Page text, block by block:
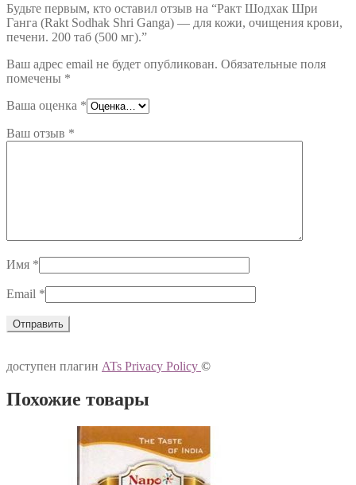
Будьте первым, кто оставил отзыв на “Ракт Шодхак Шри
Ганга (Rakt Sodhak Shri Ganga) — для кожи, очищения крови,
печени. 200 таб (500 мг).”
Ваш адрес email не будет опубликован. Обязательные поля
помечены *
Ваша оценка *
Ваш отзыв *
Имя *
Email *
доступен плагин ATs Privacy Policy ©
Похожие товары